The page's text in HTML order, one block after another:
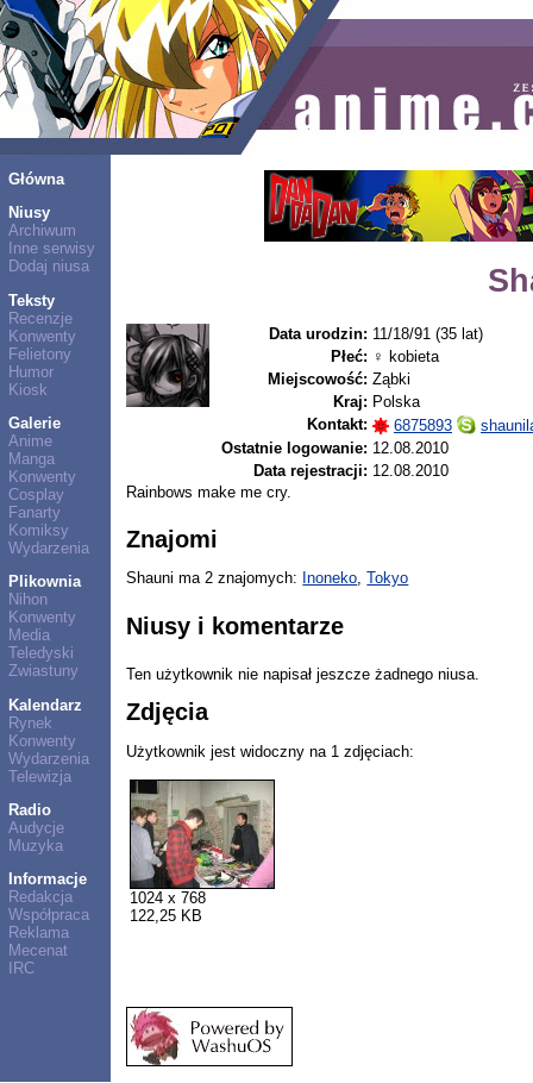
Główna
Niusy
Archiwum
Inne serwisy
Dodaj niusa
Teksty
Recenzje
Konwenty
Felietony
Humor
Kiosk
Galerie
Anime
Manga
Konwenty
Cosplay
Fanarty
Komiksy
Wydarzenia
Plikownia
Nihon
Konwenty
Media
Teledyski
Zwiastuny
Kalendarz
Rynek
Konwenty
Wydarzenia
Telewizja
Radio
Audycje
Muzyka
Informacje
Redakcja
Współpraca
Reklama
Mecenat
IRC
Data urodzin: 11/18/91 (35 lat)
Płeć: ♀ kobieta
Miejscowość: Ząbki
Kraj: Polska
Kontakt:
6875893
Ostatnie logowanie: 12.08.2010
Data rejestracji: 12.08.2010
Rainbows make me cry.
Znajomi
Shauni ma 2 znajomych: Inoneko,Tokyo
Niusy i komentarze
Ten użytkownik nie napisał jeszcze żadnego niusa.
Zdjęcia
Użytkownik jest widoczny na 1 zdjęciach:
1024 x 768
122,25 KB